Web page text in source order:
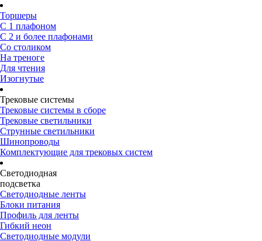
Торшеры
С 1 плафоном
С 2 и более плафонами
Со столиком
На треноге
Для чтения
Изогнутые
Трековые системы
Трековые системы в сборе
Трековые светильники
Струнные светильники
Шинопроводы
Комплектующие для трековых систем
Светодиодная
подсветка
Светодиодные ленты
Блоки питания
Профиль для ленты
Гибкий неон
Светодиодные модули